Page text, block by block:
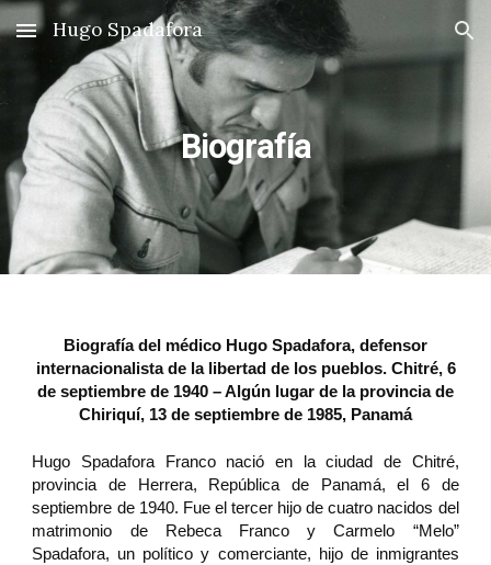
Skip to main content Skip to navigation
Hugo Spadafora
Biografía
Biografía del médico Hugo Spadafora, defensor
internacionalista de la libertad de los pueblos. Chitré, 6
de septiembre de 1940 – Algún lugar de la provincia de
Chiriquí, 13 de septiembre de 1985, Panamá
Hugo Spadafora Franco nació en la ciudad de Chitré,
provincia de Herrera, República de Panamá, el 6 de
septiembre de 1940. Fue el tercer hijo de cuatro nacidos del
matrimonio de Rebeca Franco y Carmelo “Melo”
Spadafora, un político y comerciante, hijo de inmigrantes